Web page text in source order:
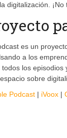
digitalización.
es un
a los
los episodios
sobre
Podcast | iVoox |